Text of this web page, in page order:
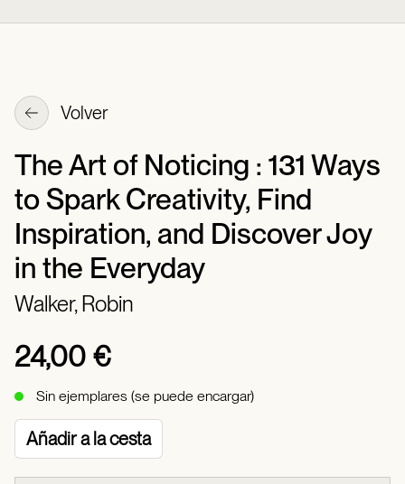
Volver
The Art of Noticing : 131 Ways
to Spark Creativity, Find
Inspiration, and Discover Joy
in the Everyday
Walker, Robin
24,00 €
Sin ejemplares (se puede encargar)
Añadir a la cesta